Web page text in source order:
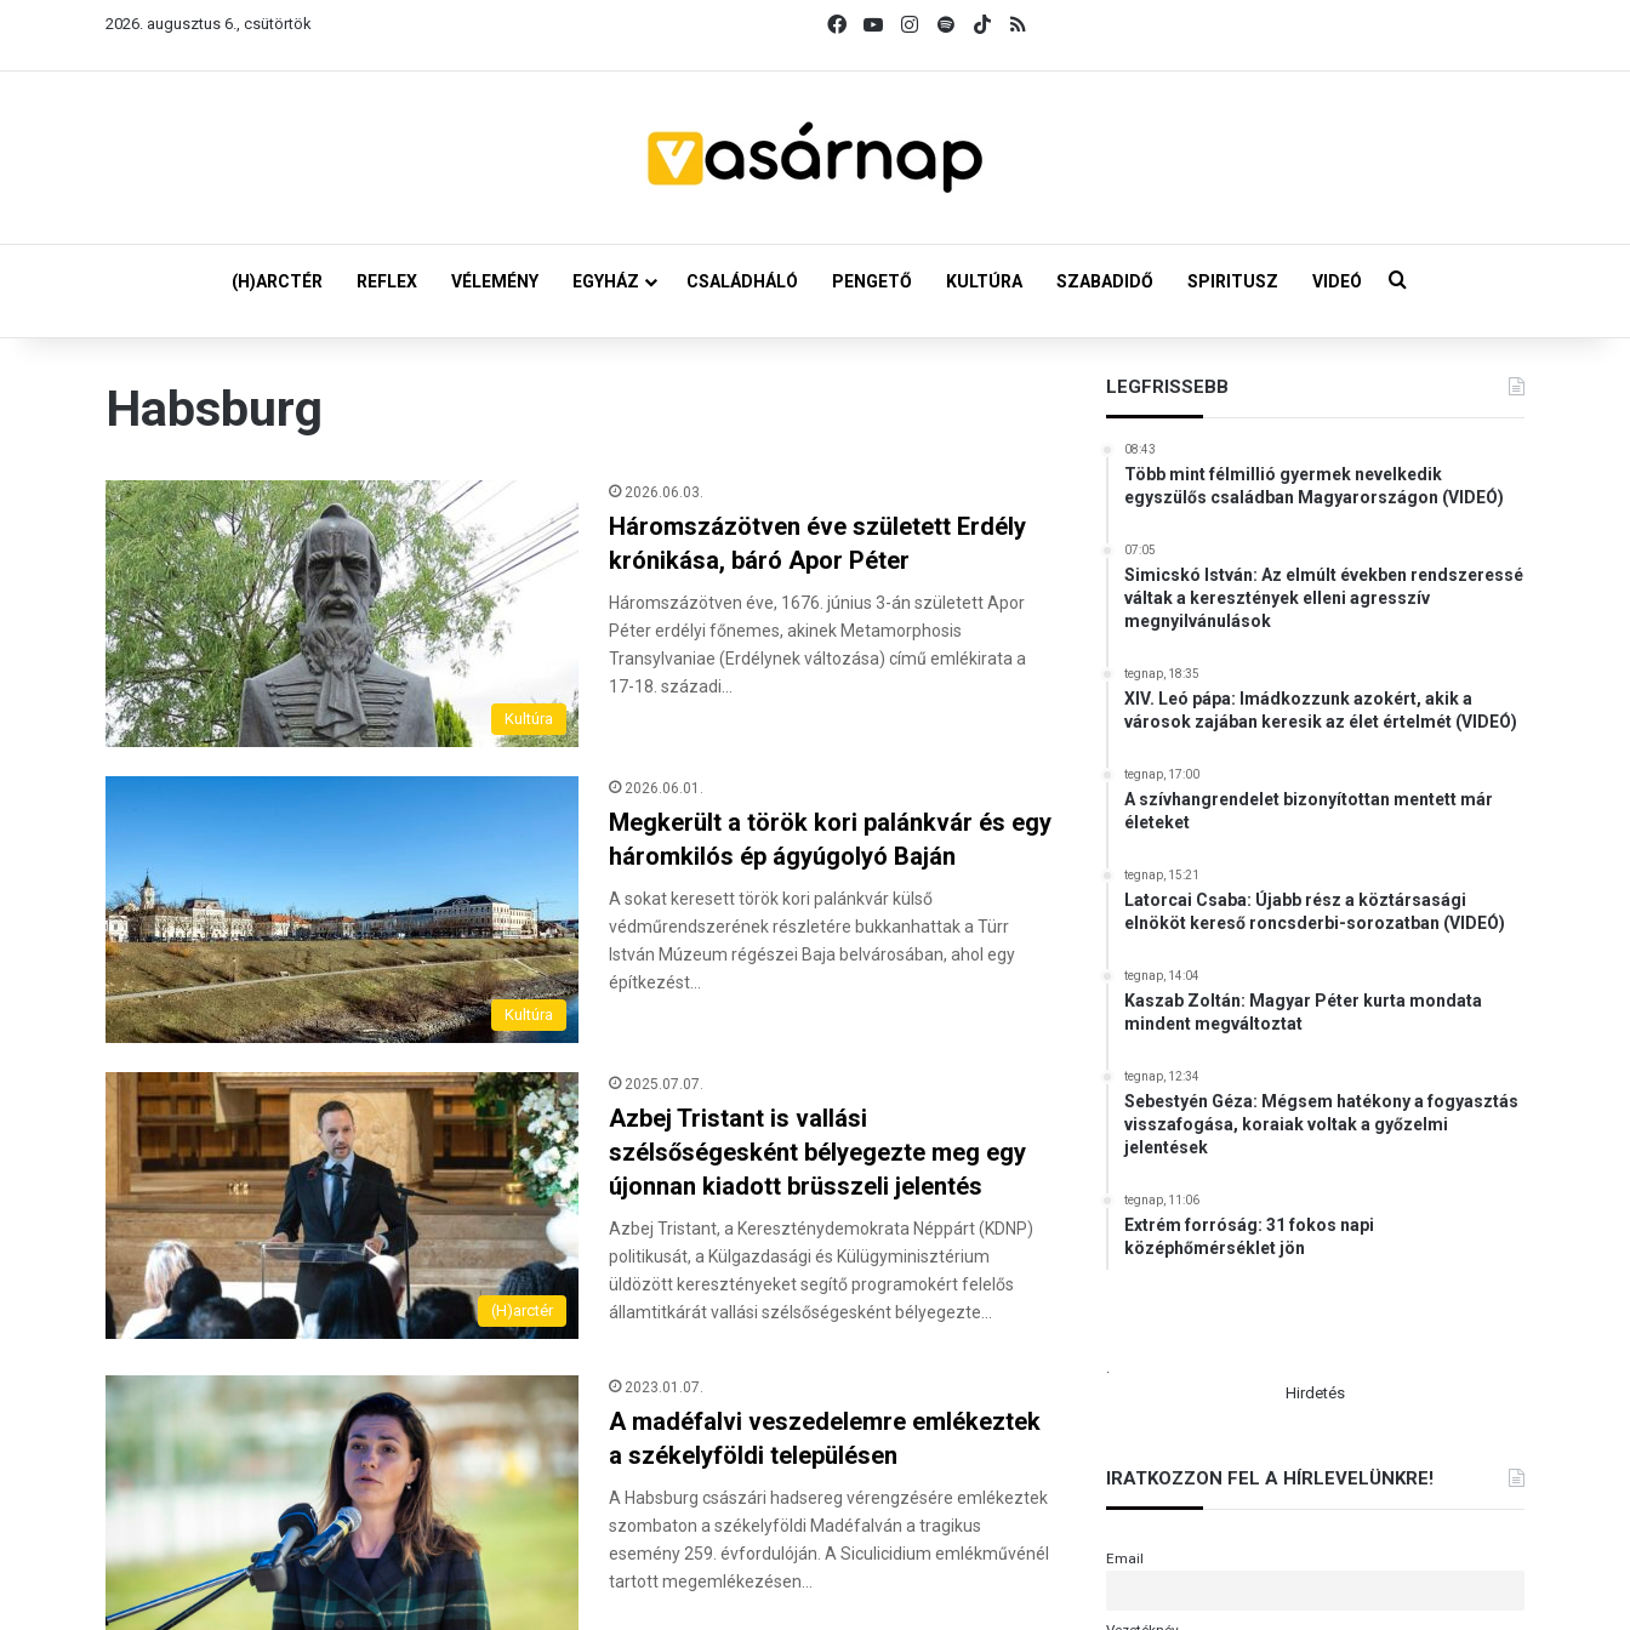
2026. augusztus 6., csütörtök FacebookYouTubeInstagram
SpotifyTikTok
(H)ARCTÉR REFLEX VÉLEMÉNY EGYHÁZ CSALÁDHÁLÓ PENGETŐ KULTÚRA SZABADIDŐ SPIRITUSZ VIDEÓ Keresés:
Habsburg
Kultúra
2026.06.03.
Háromszázötven éve született Erdély
krónikása, báró Apor Péter
Háromszázötven éve, 1676. június 3-án született Apor
Péter erdélyi főnemes, akinek Metamorphosis
Transylvaniae (Erdélynek változása) című emlékirata a
17-18. századi…
Kultúra
2026.06.01.
Megkerült a török kori palánkvár és egy
háromkilós ép ágyúgolyó Baján
A sokat keresett török kori palánkvár külső
védműrendszerének részletére bukkanhattak a Türr
István Múzeum régészei Baja belvárosában, ahol egy
építkezést…
(H)arctér
2025.07.07.
Azbej Tristant is vallási
szélsőségesként bélyegezte meg egy
újonnan kiadott brüsszeli jelentés
Azbej Tristant, a Kereszténydemokrata Néppárt (KDNP)
politikusát, a Külgazdasági és Külügyminisztérium
üldözött keresztényeket segítő programokért felelős
államtitkárát vallási szélsőségesként bélyegezte…
2023.01.07.
A madéfalvi veszedelemre emlékeztek
a székelyföldi településen
A Habsburg császári hadsereg vérengzésére emlékeztek
szombaton a székelyföldi Madéfalván a tragikus
esemény 259. évfordulóján. A Siculicidium emlékművénél
tartott megemlékezésen…
LEGFRISSEBB
08:43
Több mint félmillió gyermek nevelkedik
egyszülős családban Magyarországon (VIDEÓ)
07:05
Simicskó István: Az elmúlt években rendszeressé
váltak a keresztények elleni agresszív
megnyilvánulások
tegnap, 18:35
XIV. Leó pápa: Imádkozzunk azokért, akik a
városok zajában keresik az élet értelmét (VIDEÓ)
tegnap, 17:00
A szívhangrendelet bizonyítottan mentett már
életeket
tegnap, 15:21
Latorcai Csaba: Újabb rész a köztársasági
elnököt kereső roncsderbi-sorozatban (VIDEÓ)
tegnap, 14:04
Kaszab Zoltán: Magyar Péter kurta mondata
mindent megváltoztat
tegnap, 12:34
Sebestyén Géza: Mégsem hatékony a fogyasztás
visszafogása, koraiak voltak a győzelmi
jelentések
tegnap, 11:06
Extrém forróság: 31 fokos napi
középhőmérséklet jön
.
Hirdetés
IRATKOZZON FEL A HÍRLEVELÜNKRE!
Email